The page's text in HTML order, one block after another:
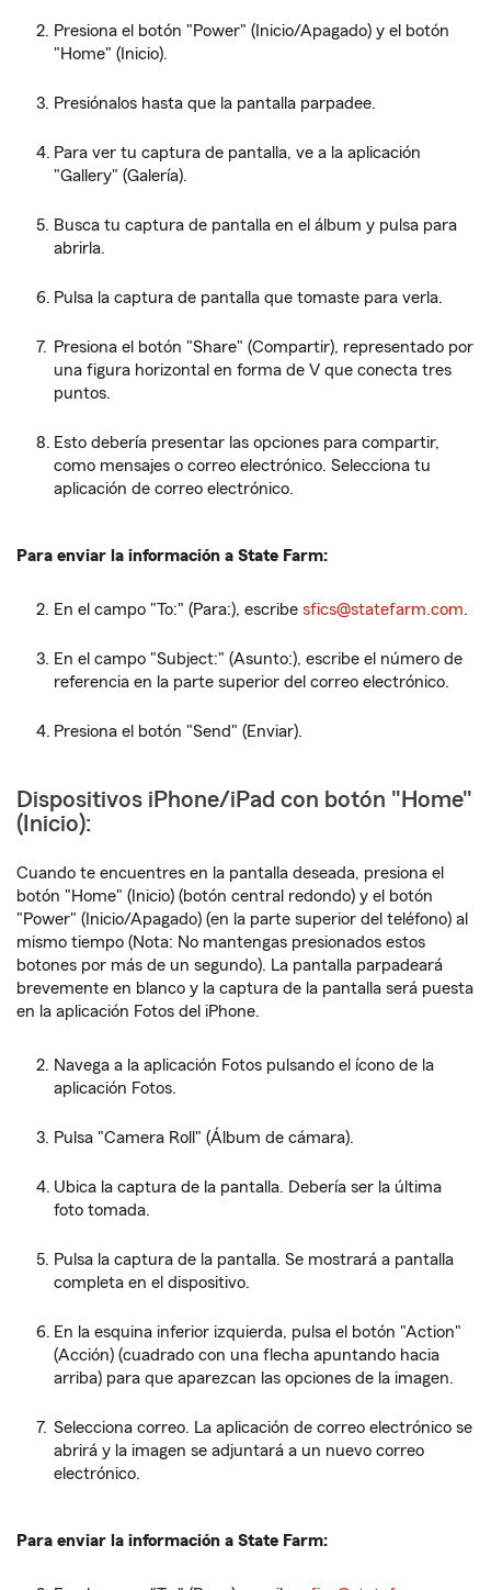
Presiona el botón "Power" (Inicio/Apagado) y el botón
"Home" (Inicio).
Presiónalos hasta que la pantalla parpadee.
Para ver tu captura de pantalla, ve a la aplicación
"Gallery" (Galería).
Busca tu captura de pantalla en el álbum y pulsa para
abrirla.
Pulsa la captura de pantalla que tomaste para verla.
Presiona el botón "Share" (Compartir), representado por
una figura horizontal en forma de V que conecta tres
puntos.
Esto debería presentar las opciones para compartir,
como mensajes o correo electrónico. Selecciona tu
aplicación de correo electrónico.
Para enviar la información a State Farm:
En el campo "To:" (Para:), escribe sfics@statefarm.com.
En el campo "Subject:" (Asunto:), escribe el número de
referencia en la parte superior del correo electrónico.
Presiona el botón "Send" (Enviar).
Dispositivos iPhone/iPad con botón "Home"
(Inicio):
Cuando te encuentres en la pantalla deseada, presiona el
botón "Home" (Inicio) (botón central redondo) y el botón
"Power" (Inicio/Apagado) (en la parte superior del teléfono) al
mismo tiempo (Nota: No mantengas presionados estos
botones por más de un segundo). La pantalla parpadeará
brevemente en blanco y la captura de la pantalla será puesta
en la aplicación Fotos del iPhone.
Navega a la aplicación Fotos pulsando el ícono de la
aplicación Fotos.
Pulsa "Camera Roll" (Álbum de cámara).
Ubica la captura de la pantalla. Debería ser la última
foto tomada.
Pulsa la captura de la pantalla. Se mostrará a pantalla
completa en el dispositivo.
En la esquina inferior izquierda, pulsa el botón "Action"
(Acción) (cuadrado con una flecha apuntando hacia
arriba) para que aparezcan las opciones de la imagen.
Selecciona correo. La aplicación de correo electrónico se
abrirá y la imagen se adjuntará a un nuevo correo
electrónico.
Para enviar la información a State Farm: